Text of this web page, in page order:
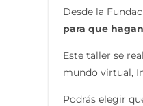
Desde la
para que
Este taller se
mundo virtual,
Podrás elegir